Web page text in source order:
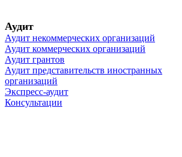
Аудит
Аудит некоммерческих организаций
Аудит коммерческих организаций
Аудит грантов
Аудит представительств иностранных
организаций
Экспресс-аудит
Консультации